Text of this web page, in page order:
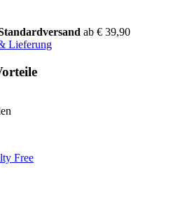
ab € 39,90
Lieferung
Free